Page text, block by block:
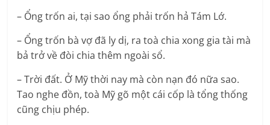
– Ổng trốn ai, tại sao ổng phải trốn hả Tám Lớ.
– Ổng trốn bà vợ đã ly dị, ra toà chia xong gia tài mà
bả trở về đòi chia thêm ngoài sổ.
– Trời đất. Ở Mỹ thời nay mà còn nạn đó nữa sao.
Tao nghe đồn, toà Mỹ gõ một cái cốp là tổng thống
cũng chịu phép.